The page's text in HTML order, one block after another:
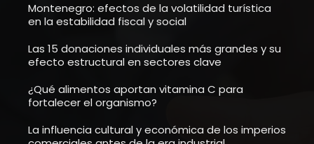
Montenegro: efectos de la volatilidad turística
en la estabilidad fiscal y social
Las 15 donaciones individuales más grandes y su
efecto estructural en sectores clave
¿Qué alimentos aportan vitamina C para
fortalecer el organismo?
La influencia cultural y económica de los imperios